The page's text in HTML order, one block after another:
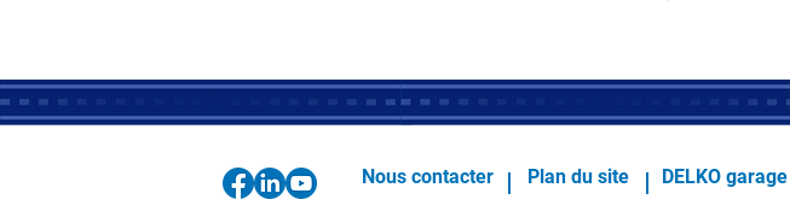
Nous contacter Plan du site DELKO garage